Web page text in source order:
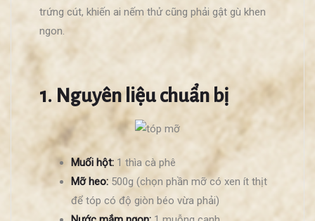
trứng cút, khiến ai nếm thử cũng phải gật gù khen
ngon.
1. Nguyên liệu chuẩn bị
Muối hột: 1 thìa cà phê
Mỡ heo: 500g (chọn phần mỡ có xen ít thịt
để tóp có độ giòn béo vừa phải)